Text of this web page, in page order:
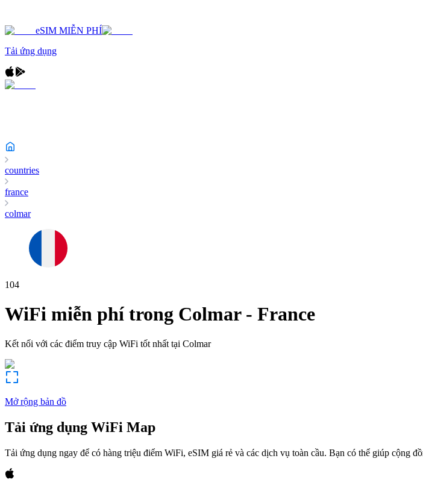
eSIM MIỄN PHÍ
Tải ứng dụng
countries
france
colmar
104
WiFi miễn phí trong Colmar- France
Kết nối với các điểm truy cập WiFi tốt nhất tại Colmar
Mở rộng bản đồ
Tải ứng dụng WiFi Map
Tải ứng dụng ngay để có hàng triệu điểm WiFi, eSIM giá rẻ và các dịch vụ toàn cầu. Bạn có thể giúp cộng